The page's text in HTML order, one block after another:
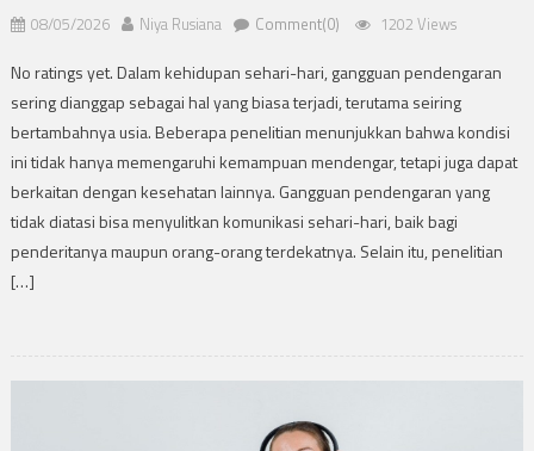
08/05/2026 Niya Rusiana Comment(0) 1202 Views
No ratings yet. Dalam kehidupan sehari-hari, gangguan pendengaran
sering dianggap sebagai hal yang biasa terjadi, terutama seiring
bertambahnya usia. Beberapa penelitian menunjukkan bahwa kondisi
ini tidak hanya memengaruhi kemampuan mendengar, tetapi juga dapat
berkaitan dengan kesehatan lainnya. Gangguan pendengaran yang
tidak diatasi bisa menyulitkan komunikasi sehari-hari, baik bagi
penderitanya maupun orang-orang terdekatnya. Selain itu, penelitian
[…]